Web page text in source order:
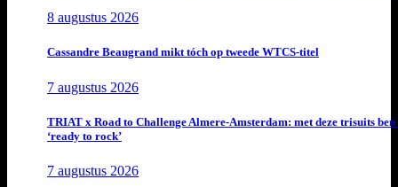
8 augustus 2026
Cassandre Beaugrand mikt tóch op tweede WTCS-titel
7 augustus 2026
TRIAT x Road to Challenge Almere-Amsterdam: met deze trisuits ben
‘ready to rock’
7 augustus 2026